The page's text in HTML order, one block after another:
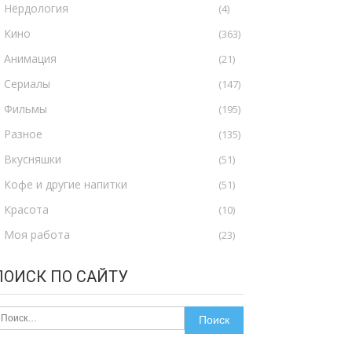
Нёрдология (4)
Кино (363)
Анимация (21)
Сериалы (147)
Фильмы (195)
Разное (135)
Вкусняшки (51)
Кофе и другие напитки (51)
Красота (10)
Моя работа (23)
ПО САЙТУ